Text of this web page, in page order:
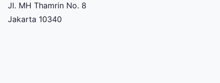
Jl. MH Thamrin No. 8
Jakarta 10340